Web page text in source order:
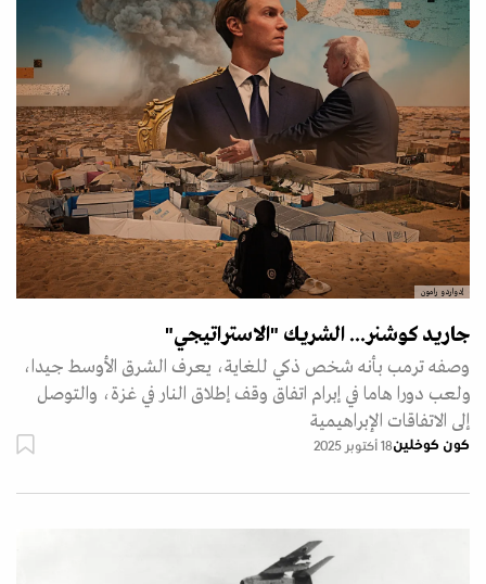
إدواردو رامون
جاريد كوشنر... الشريك "الاستراتيجي"
وصفه ترمب بأنه شخص ذكي للغاية، يعرف الشرق الأوسط جيدا،
ولعب دورا هاما في إبرام اتفاق وقف إطلاق النار في غزة، والتوصل
إلى الاتفاقات الإبراهيمية
كون كوخلين18 أكتوبر 2025